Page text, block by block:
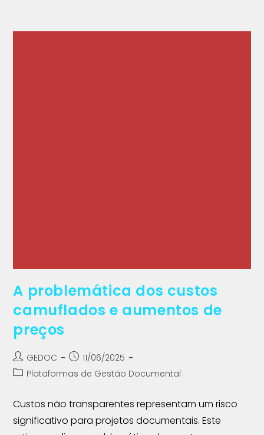
A problemática dos custos
camuflados e aumentos de
preços
GEDOC
11/06/2025
Plataformas de Gestão Documental
Custos não transparentes representam um risco
significativo para projetos documentais. Este